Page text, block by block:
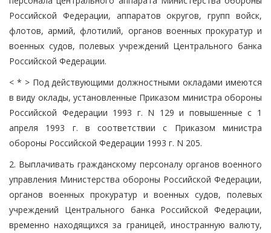
Российской Федерации, аппаратов округов, групп войск,
флотов, армий, флотилий, органов военных прокуратур и
военных судов, полевых учреждений Центрального банка
Российской Федерации.
< * > Под действующими должностными окладами имеются
в виду оклады, установленные Приказом министра обороны
Российской Федерации 1993 г. N 129 и повышенные с 1
апреля 1993 г. в соответствии с Приказом министра
обороны Российской Федерации 1993 г. N 205.
2. Выплачивать гражданскому персоналу органов военного
управления Министерства обороны Российской Федерации,
органов военных прокуратур и военных судов, полевых
учреждений Центрального банка Российской Федерации,
временно находящихся за границей, иностранную валюту,